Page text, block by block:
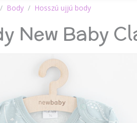
Body Hosszú ujjú body
New Baby